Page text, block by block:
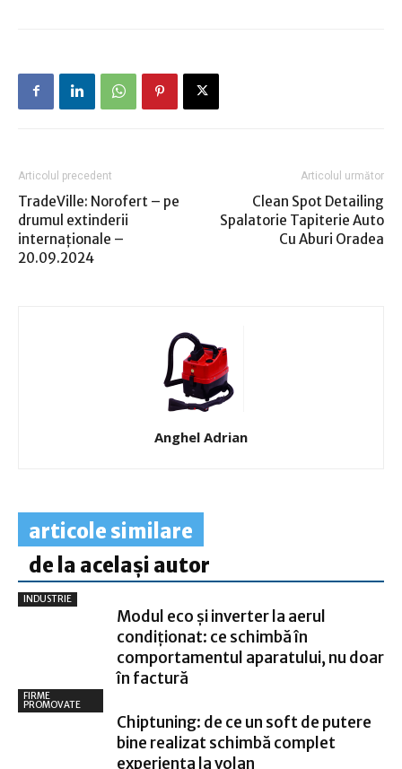
Articolul precedent
TradeVille: Norofert – pe
drumul extinderii
internaţionale –
20.09.2024
Articolul următor
Clean Spot Detailing
Spalatorie Tapiterie Auto
Cu Aburi Oradea
Anghel Adrian
articole similare
de la același autor
INDUSTRIE
Modul eco și inverter la aerul
condiționat: ce schimbă în
comportamentul aparatului, nu doar
în factură
FIRME
PROMOVATE
Chiptuning: de ce un soft de putere
bine realizat schimbă complet
experiența la volan